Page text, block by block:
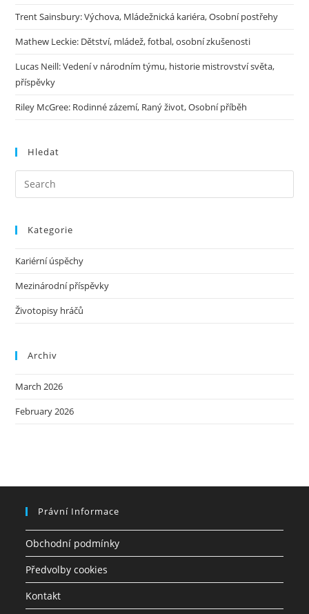
Trent Sainsbury: Výchova, Mládežnická kariéra, Osobní postřehy
Mathew Leckie: Dětství, mládež, fotbal, osobní zkušenosti
Lucas Neill: Vedení v národním týmu, historie mistrovství světa,
příspěvky
Riley McGree: Rodinné zázemí, Raný život, Osobní příběh
Hledat
Kategorie
Kariérní úspěchy
Mezinárodní příspěvky
Životopisy hráčů
Archiv
March 2026
February 2026
Právní Informace
Obchodní podmínky
Předvolby cookies
Kontakt